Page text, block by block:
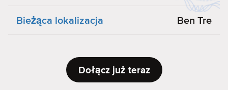
Bieżąca lokalizacja Ben Tre
Dołącz już teraz